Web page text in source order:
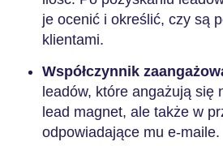
je ocenić i określić, czy są
klientami.
Współczynnik
leadów, które angażują się
lead magnet, ale także w
odpowiadające mu e-maile.